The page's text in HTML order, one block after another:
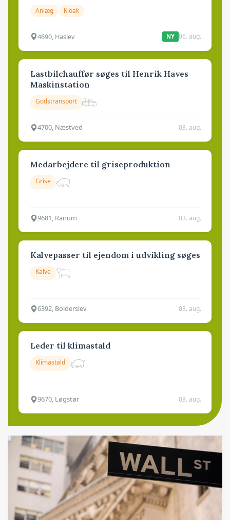
Anlæg Kloak
4690, Haslev NY 06. aug.
Lastbilchauffør søges til Henrik Haves
Maskinstation
Godstransport
4700, Næstved 03. aug.
Medarbejdere til griseproduktion
Grise
9681, Ranum 03. aug.
Kalvepasser til ejendom i udvikling søges
Kalve
6392, Bolderslev 03. aug.
Leder til klimastald
Klimastald
9670, Løgstør 03. aug.